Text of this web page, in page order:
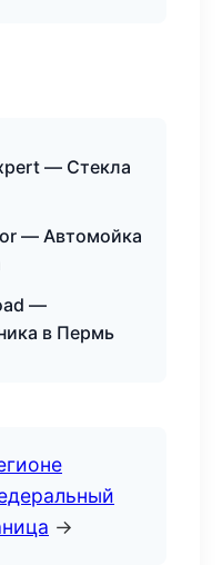
— Стекла
— Автомойка
—
в Пермь
→